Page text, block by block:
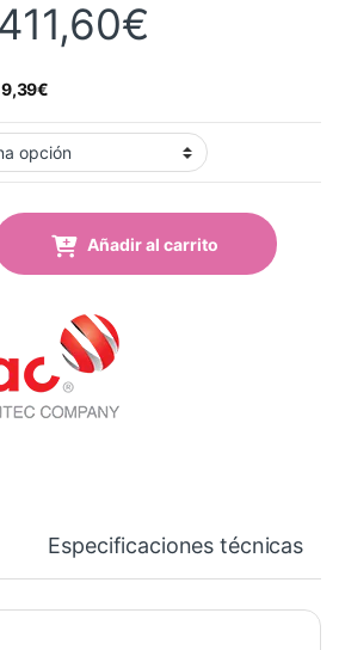
411,60€
9,39€
Grey Brillo quantity
Añadir al carrito
Especificaciones técnicas